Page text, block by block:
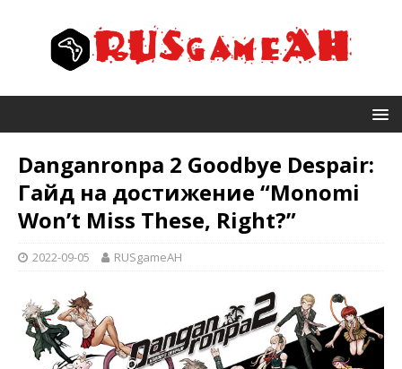
Danganronpa 2 Goodbye Despair:
Гайд на достижение “Monomi
Won’t Miss These, Right?”
2022-09-05 RUSgameAH